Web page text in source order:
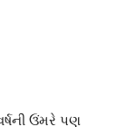
ઉંમરે પણ